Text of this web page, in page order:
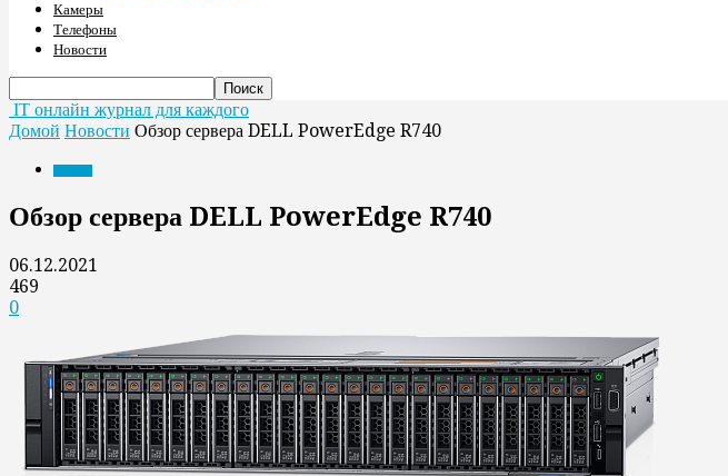
Камеры
Телефоны
Новости
IT онлайн журнал для каждого
Домой Новости Обзор сервера DELL PowerEdge R740
Обзор сервера DELL PowerEdge R740
06.12.2021
469
0